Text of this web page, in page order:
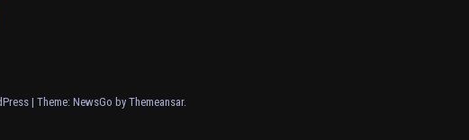
| Theme: NewsGo by Themeansar.